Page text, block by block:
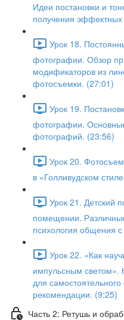
Идеи постановки и
получения
Урок 18.
фотографии. Обзор
модификаторов из
фотосъемки. (27:01)
Урок 19.
фотографии.
фотографий. (23:56)
Урок 20.
в «Голливудском
Урок 21. Детский
помещении.
психология общения
Урок 22. «Как
импульсным светом».
для
рекомендации. (9:25)
Часть 2: Ретушь и